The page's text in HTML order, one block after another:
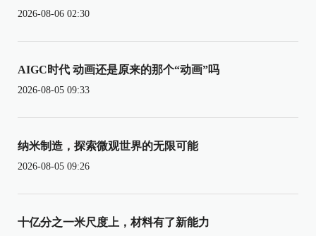
2026-08-06 02:30
AIGC时代 动画还是原来的那个“动画”吗
2026-08-05 09:33
纳米制造，探索微观世界的无限可能
2026-08-05 09:26
十亿分之一米尺度上，材料有了新能力